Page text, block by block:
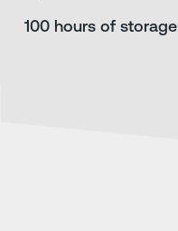
100 hours of storage